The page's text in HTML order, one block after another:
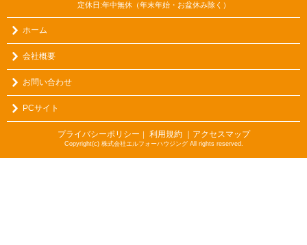
定休日:年中無休（年末年始・お盆休み除く）
ホーム
会社概要
お問い合わせ
PCサイト
プライバシーポリシー ｜ 利用規約 ｜アクセスマップ
Copyright(c) 株式会社エルフォーハウジング All rights reserved.